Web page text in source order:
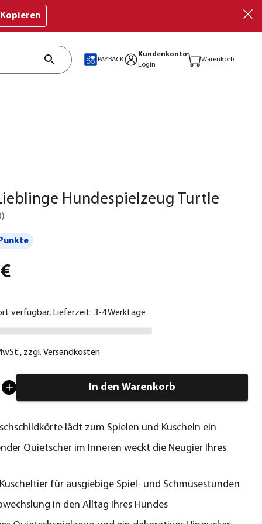
Kopieren
PAYBACK
Kundenkonto
Login
Warenkorb
Hundespielzeug Turtle
)
verfügbar, Lieferzeit: 3-4 Werktage
, zzgl. Versandkosten
In den Warenkorb
lädt zum Spielen und Kuscheln ein
Quietscher im Inneren weckt die Neugier Ihres
für ausgiebige Spiel- und Schmusestunden
in den Alltag Ihres Hundes